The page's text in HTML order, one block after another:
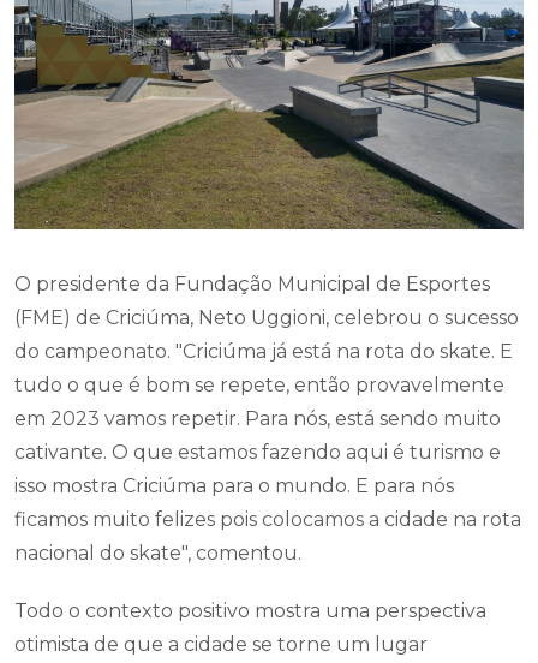
O presidente da Fundação Municipal de Esportes
(FME) de Criciúma, Neto Uggioni, celebrou o sucesso
do campeonato. "Criciúma já está na rota do skate. E
tudo o que é bom se repete, então provavelmente
em 2023 vamos repetir. Para nós, está sendo muito
cativante. O que estamos fazendo aqui é turismo e
isso mostra Criciúma para o mundo. E para nós
ficamos muito felizes pois colocamos a cidade na rota
nacional do skate", comentou.
Todo o contexto positivo mostra uma perspectiva
otimista de que a cidade se torne um lugar